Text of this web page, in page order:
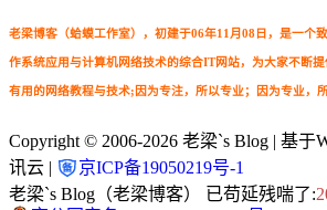
老梁博客（蛤蟆工作室），初建于06年11月08日，是一个
作系统应用与计算机网络技术的综合IT网站，为大家不断
有用的网络教程与技术;因为专注，所以专业；因为专业，所
Copyright © 2006-2026 老梁`s Blog | 基于
讯云 |
京ICP备19050219号-1
老梁`s Blog（老梁博客） 已苟延残喘了: